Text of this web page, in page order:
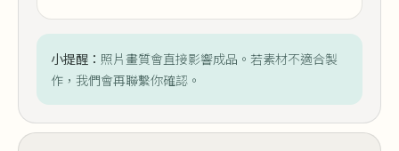
小提醒： 照片畫質會直接影響成品。若素材不適合製
作，我們會再聯繫你確認。